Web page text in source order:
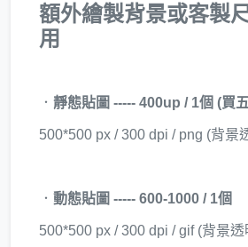
額外繪製背景或客製
用
． 靜態貼圖 ----- 400up / 1個 (買
500*500 px / 300 dpi / png (背景
． 動態貼圖 ----- 600-1000 / 1個
500*500 px / 300 dpi / gif (背景